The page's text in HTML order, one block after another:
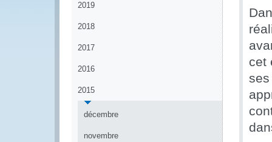
2019
2018
2017
2016
2015
décembre
novembre
cet
ses